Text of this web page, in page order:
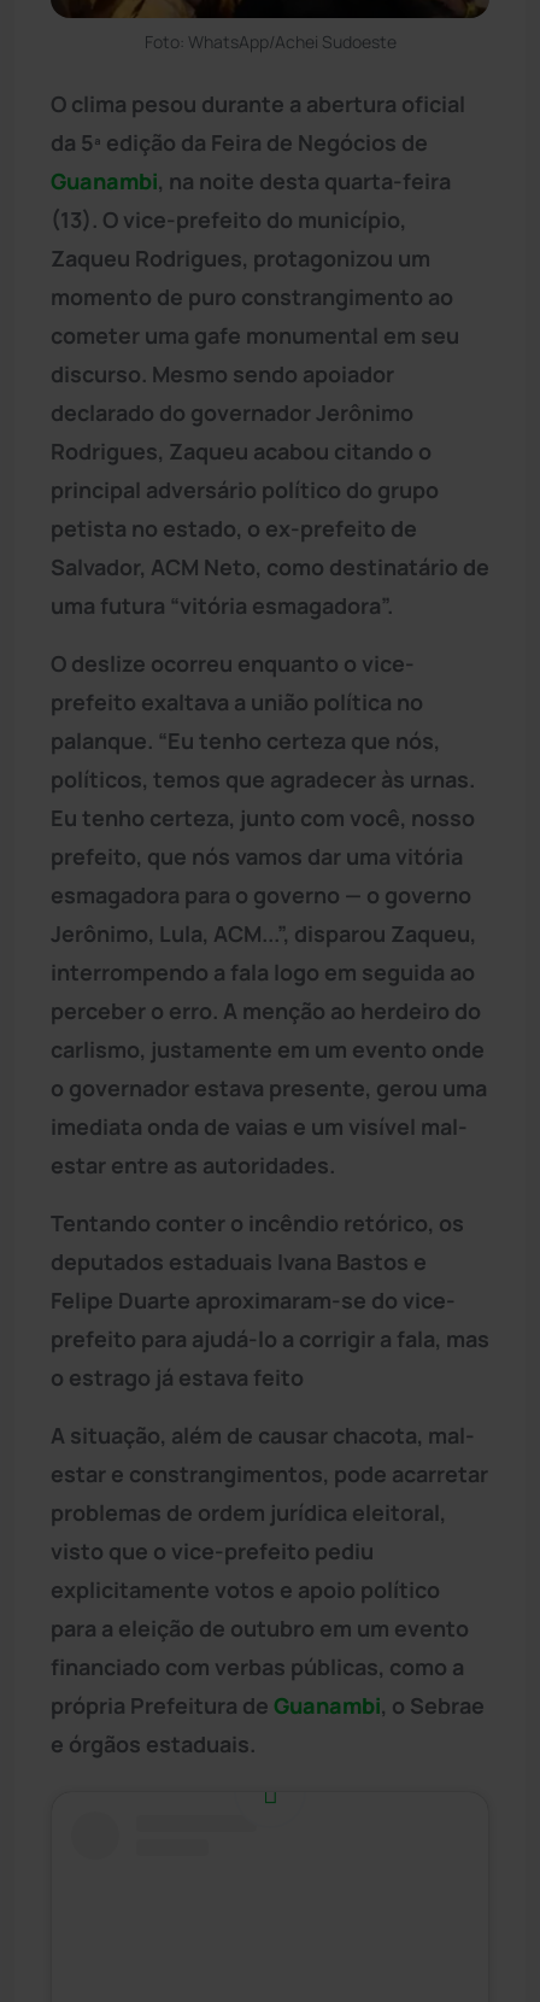
Foto: WhatsApp/Achei Sudoeste
O clima pesou durante a abertura oficial
da 5ª edição da Feira de Negócios de
Guanambi, na noite desta quarta-feira
(13). O vice-prefeito do município,
Zaqueu Rodrigues, protagonizou um
momento de puro constrangimento ao
cometer uma gafe monumental em seu
discurso. Mesmo sendo apoiador
declarado do governador Jerônimo
Rodrigues, Zaqueu acabou citando o
principal adversário político do grupo
petista no estado, o ex-prefeito de
Salvador, ACM Neto, como destinatário de
uma futura “vitória esmagadora”.
O deslize ocorreu enquanto o vice-
prefeito exaltava a união política no
palanque. “Eu tenho certeza que nós,
políticos, temos que agradecer às urnas.
Eu tenho certeza, junto com você, nosso
prefeito, que nós vamos dar uma vitória
esmagadora para o governo — o governo
Jerônimo, Lula, ACM...”, disparou Zaqueu,
interrompendo a fala logo em seguida ao
perceber o erro. A menção ao herdeiro do
carlismo, justamente em um evento onde
o governador estava presente, gerou uma
imediata onda de vaias e um visível mal-
estar entre as autoridades.
Tentando conter o incêndio retórico, os
deputados estaduais Ivana Bastos e
Felipe Duarte aproximaram-se do vice-
prefeito para ajudá-lo a corrigir a fala, mas
o estrago já estava feito
A situação, além de causar chacota, mal-
estar e constrangimentos, pode acarretar
problemas de ordem jurídica eleitoral,
visto que o vice-prefeito pediu
explicitamente votos e apoio político
para a eleição de outubro em um evento
financiado com verbas públicas, como a
própria Prefeitura de Guanambi, o Sebrae
e órgãos estaduais.